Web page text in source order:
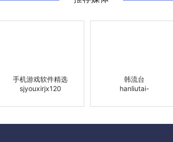
手机游戏软件精选
sjyouxirjx120
韩流台
hanliutai-